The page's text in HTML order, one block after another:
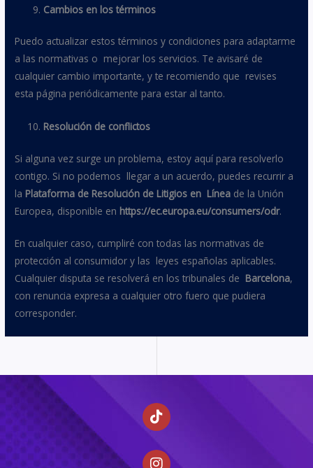
Cambios en los términos
Puedo actualizar estos términos y condiciones para adaptarme
a las normativas o mejorar los servicios. Te avisaré de
cualquier cambio importante, y te recomiendo que revises
esta página periódicamente para estar al tanto.
Resolución de conflictos
Si alguna vez surge un problema, estoy aquí para resolverlo
contigo. Si no podemos llegar a un acuerdo, puedes recurrir a
la Plataforma de Resolución de Litigios en Línea de la Unión
Europea, disponible en https://ec.europa.eu/consumers/odr.
En cualquier caso, cumpliré con todas las normativas de
protección al consumidor y las leyes españolas aplicables.
Cualquier disputa se resolverá en los tribunales de Barcelona,
con renuncia expresa a cualquier otro fuero que pudiera
corresponder.